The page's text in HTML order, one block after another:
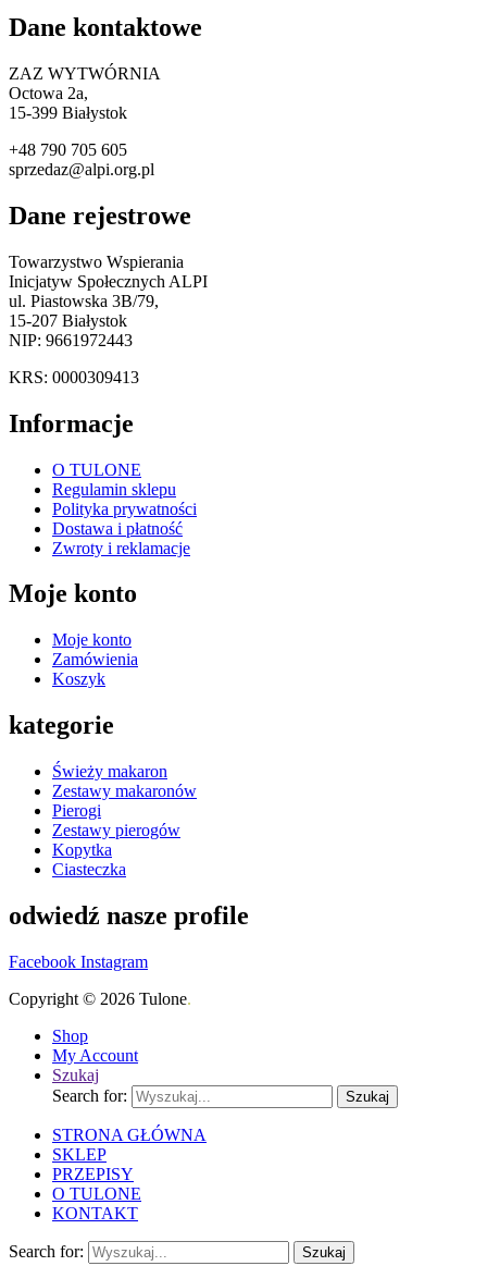
Dane kontaktowe
ZAZ WYTWÓRNIA
Octowa 2a,
15-399 Białystok
+48 790 705 605
sprzedaz@alpi.org.pl
Dane rejestrowe
Towarzystwo Wspierania
Inicjatyw Społecznych ALPI
ul. Piastowska 3B/79,
15-207 Białystok
NIP: 9661972443
KRS: 0000309413
Informacje
O TULONE
Regulamin sklepu
Polityka prywatności
Dostawa i płatność
Zwroty i reklamacje
Moje konto
Moje konto
Zamówienia
Koszyk
kategorie
Świeży makaron
Zestawy makaronów
Pierogi
Zestawy pierogów
Kopytka
Ciasteczka
odwiedź nasze profile
Facebook Instagram
Copyright © 2026 Tulone.
Shop
My Account
Szukaj
Search for:
Szukaj
STRONA GŁÓWNA
SKLEP
PRZEPISY
O TULONE
KONTAKT
Search for: Szukaj